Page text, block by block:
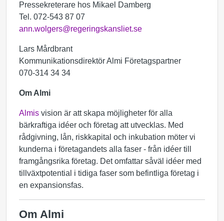
Pressekreterare hos Mikael Damberg
Tel. 072-543 87 07
ann.wolgers@regeringskansliet.se
Lars Mårdbrant
Kommunikationsdirektör Almi Företagspartner
070-314 34 34
Om Almi
Almis vision är att skapa möjligheter för alla
bärkraftiga idéer och företag att utvecklas. Med
rådgivning, lån, riskkapital och inkubation möter vi
kunderna i företagandets alla faser - från idéer till
framgångsrika företag. Det omfattar såväl idéer med
tillväxtpotential i tidiga faser som befintliga företag i
en expansionsfas.
Om Almi